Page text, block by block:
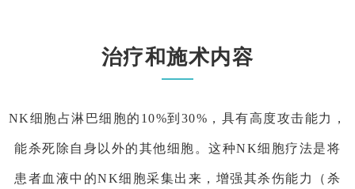
治疗和施术内容
NK细胞占淋巴细胞的10%到30%，具有高度攻击能力，
能杀死除自身以外的其他细胞。这种NK细胞疗法是将
患者血液中的NK细胞采集出来，增强其杀伤能力（杀